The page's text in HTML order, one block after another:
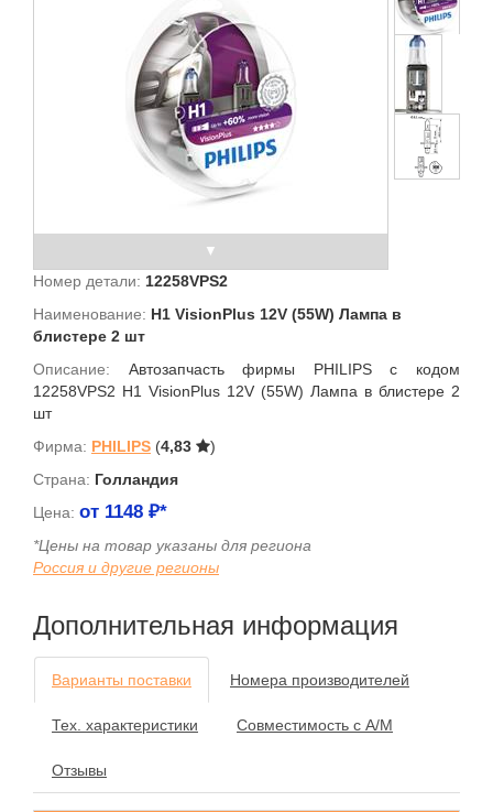
Номер детали: 12258VPS2
Наименование: H1 VisionPlus 12V (55W) Лампа в
блистере 2 шт
Описание: Автозапчасть фирмы PHILIPS с кодом
12258VPS2 H1 VisionPlus 12V (55W) Лампа в блистере 2
шт
Фирма: PHILIPS (4,83
)
Страна: Голландия
Цена: от 1148 ₽*
*Цены на товар указаны для региона
Россия и другие регионы
Дополнительная информация
Варианты поставки Номера производителей
Тех. характеристики Совместимость с А/М
Отзывы